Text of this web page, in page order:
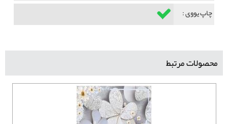
چاپ یووی :
محصولات مرتبط